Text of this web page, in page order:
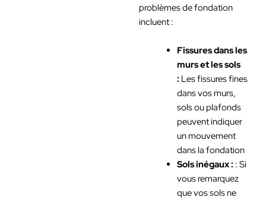
problèmes de fondation
incluent :
Fissures dans les
murs et les sols
: Les fissures fines
dans vos murs,
sols ou plafonds
peuvent indiquer
un mouvement
dans la fondation
Sols inégaux : : Si
vous remarquez
que vos sols ne